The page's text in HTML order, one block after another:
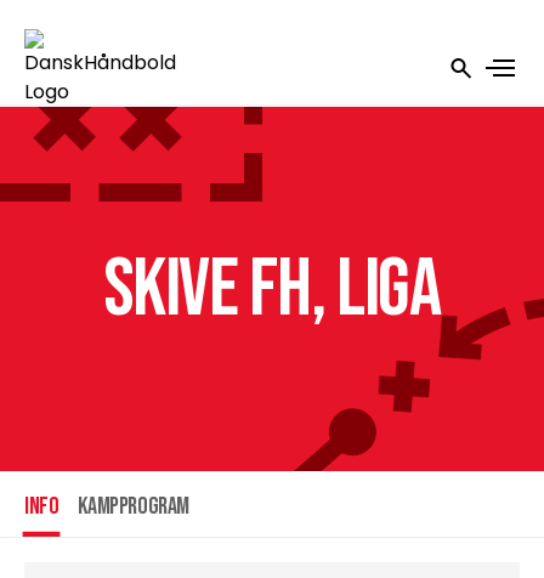
Skive fH, Liga
INFO Kampprogram